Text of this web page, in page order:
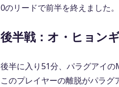
0のリードで前半を終えました。
後半戦：オ・ヒョン
後半に入り51分、パラグアイの
このプレイヤーの離脱がパラグ